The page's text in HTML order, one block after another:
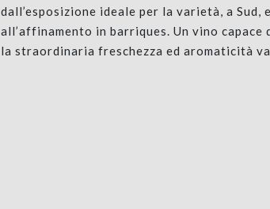
dall’esposizione ideale per la varietà, a Sud,
all’affinamento in barriques. Un vino capace
la straordinaria freschezza ed aromaticità